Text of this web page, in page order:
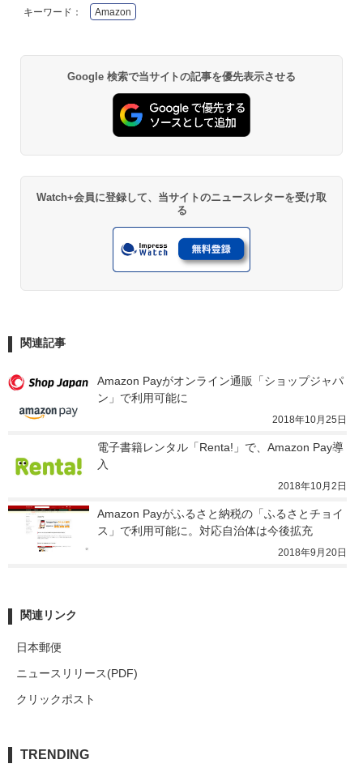
キーワード： Amazon
Google 検索で当サイトの記事を優先表示させる
Watch+会員に登録して、当サイトのニュースレターを受け取
る
関連記事
Amazon Payがオンライン通販「ショップジャパ
ン」で利用可能に
2018年10月25日
電子書籍レンタル「Renta!」で、Amazon Pay導
入
2018年10月2日
Amazon Payがふるさと納税の「ふるさとチョイ
ス」で利用可能に。対応自治体は今後拡充
2018年9月20日
関連リンク
日本郵便
ニュースリリース(PDF)
クリックポスト
TRENDING